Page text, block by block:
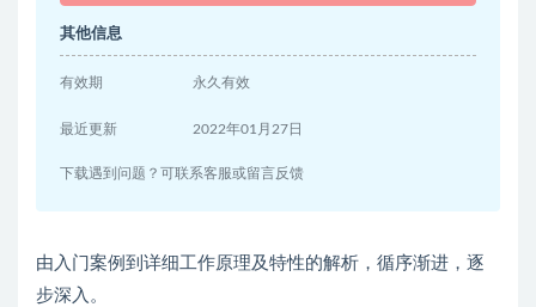
其他信息
有效期 永久有效
最近更新 2022年01月27日
下载遇到问题？可联系客服或留言反馈
由入门案例到详细工作原理及特性的解析，循序渐进，逐
步深入。